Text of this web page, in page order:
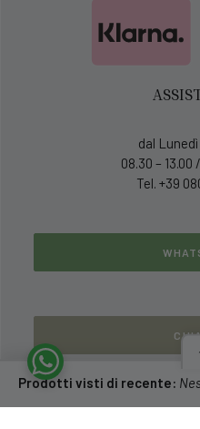
dal
08.30 – 13.00
Tel. +39
Prodotti visti di recente: